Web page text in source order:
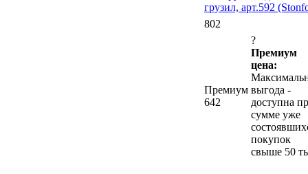
грузил, арт.592
802
Премиум
642
?
Премиум
цена:
выгода -
доступна
сумме уже
покупок
свыше 50